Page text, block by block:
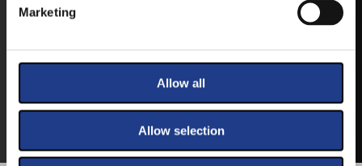
Marketing
Allow all
Allow selection
VÁLTSA MEG JEGYÉT ONLINE, BANKKÁRTYÁS
FIZETÉSSEL!